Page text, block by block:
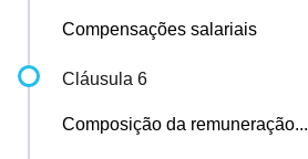
Compensações salariais
Cláusula 6
Composição da remuneração...